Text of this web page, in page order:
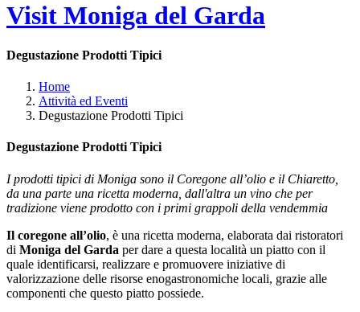
Visit Moniga del Garda
Degustazione Prodotti Tipici
Home
Attività ed Eventi
Degustazione Prodotti Tipici
Degustazione Prodotti Tipici
I prodotti tipici di Moniga sono il Coregone all’olio e il Chiaretto,
da una parte una ricetta moderna, dall'altra un vino che per
tradizione viene prodotto con i primi grappoli della vendemmia
Il coregone all’olio, è una ricetta moderna, elaborata dai ristoratori
di Moniga del Garda per dare a questa località un piatto con il
quale identificarsi, realizzare e promuovere iniziative di
valorizzazione delle risorse enogastronomiche locali, grazie alle
componenti che questo piatto possiede.